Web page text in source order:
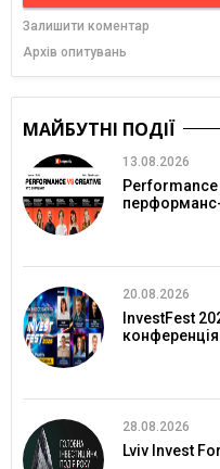
Залишити коментар
Архів опитувань
МАЙБУТНІ ПОДІЇ
13.08.2026
Performance
20.08.2026
InvestFest
конференція
28.08.2026
Lviv Invest